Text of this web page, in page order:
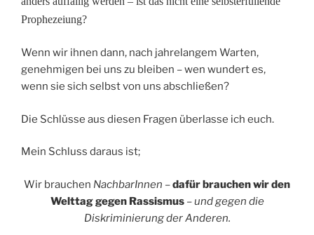
Prophezeiung?
Wenn wir ihnen dann, nach jahrelangem Warten,
genehmigen bei uns zu bleiben – wen wundert es,
wenn sie sich selbst von uns abschließen?
Die Schlüsse aus diesen Fragen überlasse ich euch.
Mein Schluss daraus ist;
Wir brauchen NachbarInnen –dafür brauchen wir den
Welttag gegen Rassismus–und gegen die
Diskriminierung der Anderen.